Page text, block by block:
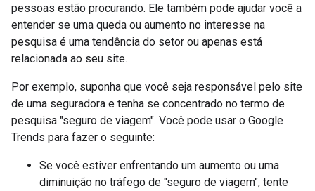
pessoas estão procurando. Ele também pode ajudar você a
entender se uma queda ou aumento no interesse na
pesquisa é uma tendência do setor ou apenas está
relacionada ao seu site.
Por exemplo, suponha que você seja responsável pelo site
de uma seguradora e tenha se concentrado no termo de
pesquisa "seguro de viagem". Você pode usar o Google
Trends para fazer o seguinte:
Se você estiver enfrentando um aumento ou uma
diminuição no tráfego de "seguro de viagem", tente